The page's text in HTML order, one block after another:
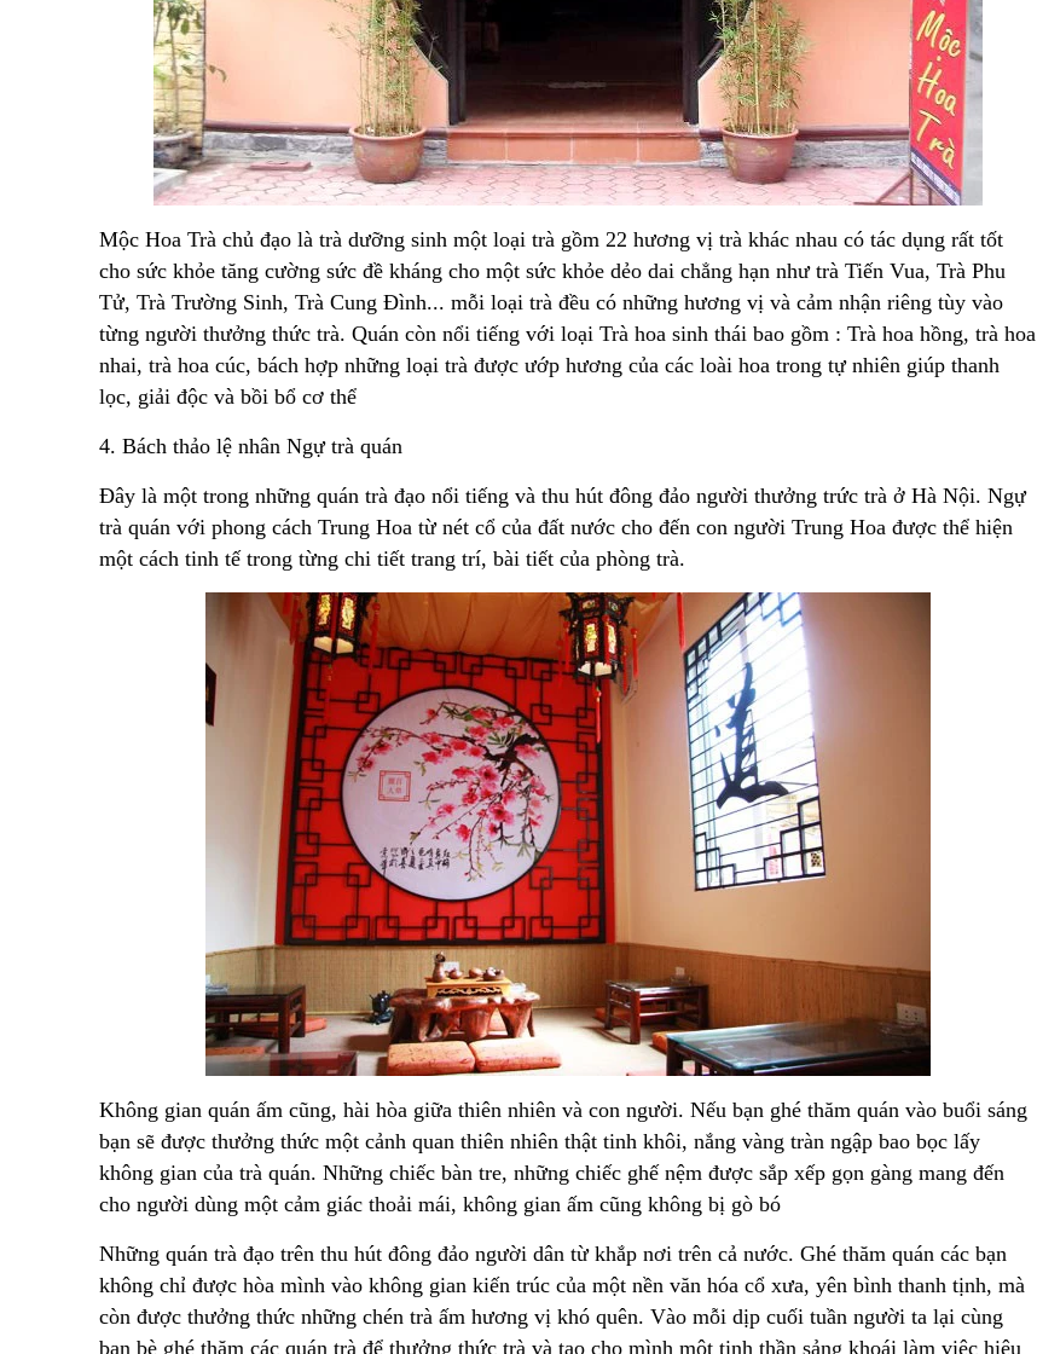
Mộc Hoa Trà chủ đạo là trà dưỡng sinh một loại trà gồm 22 hương vị trà khác nhau có tác dụng rất tốt
cho sức khỏe tăng cường sức đề kháng cho một sức khỏe dẻo dai chẳng hạn như trà Tiến Vua, Trà Phu
Tử, Trà Trường Sinh, Trà Cung Đình... mỗi loại trà đều có những hương vị và cảm nhận riêng tùy vào
từng người thưởng thức trà. Quán còn nổi tiếng với loại Trà hoa sinh thái bao gồm : Trà hoa hồng, trà hoa
nhai, trà hoa cúc, bách hợp những loại trà được ướp hương của các loài hoa trong tự nhiên giúp thanh
lọc, giải độc và bồi bổ cơ thể
4. Bách thảo lệ nhân Ngự trà quán
Đây là một trong những quán trà đạo nổi tiếng và thu hút đông đảo người thưởng trức trà ở Hà Nội. Ngự
trà quán với phong cách Trung Hoa từ nét cổ của đất nước cho đến con người Trung Hoa được thể hiện
một cách tinh tế trong từng chi tiết trang trí, bài tiết của phòng trà.
Không gian quán ấm cũng, hài hòa giữa thiên nhiên và con người. Nếu bạn ghé thăm quán vào buổi sáng
bạn sẽ được thưởng thức một cảnh quan thiên nhiên thật tinh khôi, nắng vàng tràn ngập bao bọc lấy
không gian của trà quán. Những chiếc bàn tre, những chiếc ghế nệm được sắp xếp gọn gàng mang đến
cho người dùng một cảm giác thoải mái, không gian ấm cũng không bị gò bó
Những quán trà đạo trên thu hút đông đảo người dân từ khắp nơi trên cả nước. Ghé thăm quán các bạn
không chỉ được hòa mình vào không gian kiến trúc của một nền văn hóa cổ xưa, yên bình thanh tịnh, mà
còn được thưởng thức những chén trà ấm hương vị khó quên. Vào mỗi dịp cuối tuần người ta lại cùng
bạn bè ghé thăm các quán trà để thưởng thức trà và tạo cho mình một tinh thần sảng khoái làm việc hiệu